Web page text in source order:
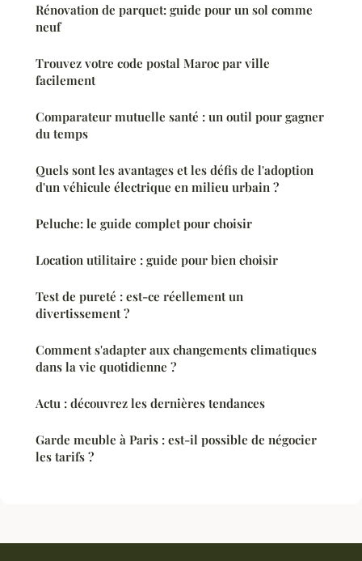
Rénovation de parquet: guide pour un sol comme
neuf
Trouvez votre code postal Maroc par ville
facilement
Comparateur mutuelle santé : un outil pour gagner
du temps
Quels sont les avantages et les défis de l'adoption
d'un véhicule électrique en milieu urbain ?
Peluche: le guide complet pour choisir
Location utilitaire : guide pour bien choisir
Test de pureté : est-ce réellement un
divertissement ?
Comment s'adapter aux changements climatiques
dans la vie quotidienne ?
Actu : découvrez les dernières tendances
Garde meuble à Paris : est-il possible de négocier
les tarifs ?